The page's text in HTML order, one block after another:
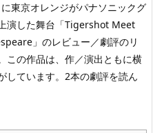
東京オレンジがパナソニックグ
演した舞台「Tigershot Meet
」のレビュー／劇評のリ
この作品は、作／演出ともに横
しています。2本の劇評を読ん